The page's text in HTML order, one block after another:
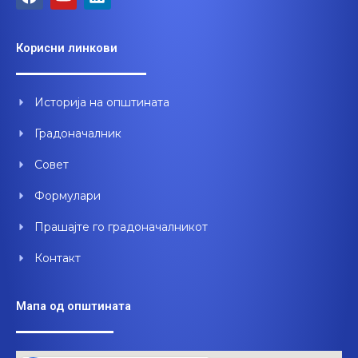
a
b
o
k
o
u
b
i
e
d
n
Корисни линкови
Историја на општината
Градоначалник
Совет
Формулари
Прашајте го градоначалникот
Контакт
Мапа од општината